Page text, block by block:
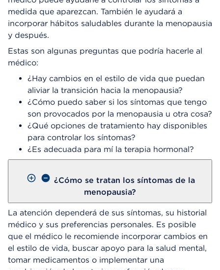
medida que aparezcan. También le ayudará a
incorporar hábitos saludables durante la menopausia
y después.
Estas son algunas preguntas que podría hacerle al
médico:
¿Hay cambios en el estilo de vida que puedan
aliviar la transición hacia la menopausia?
¿Cómo puedo saber si los síntomas que tengo
son provocados por la menopausia u otra cosa?
¿Qué opciones de tratamiento hay disponibles
para controlar los síntomas?
¿Es adecuada para mí la terapia hormonal?
¿Cómo se tratan los síntomas de la
menopausia?
La atención dependerá de sus síntomas, su historial
médico y sus preferencias personales. Es posible
que el médico le recomiende incorporar cambios en
el estilo de vida, buscar apoyo para la salud mental,
tomar medicamentos o implementar una